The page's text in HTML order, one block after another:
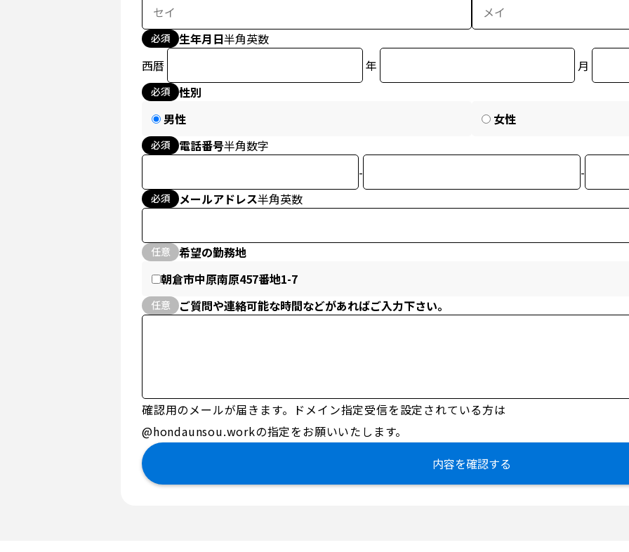
必須 生年月日半角英数
西暦
年 月
必須
性別
男性
女性
必須 電話番号半角数字
-
-
必須 メールアドレス半角英数
任意
希望の勤務地
朝倉市中原南原457番地1-7
任意 ご質問や連絡可能な時間などがあればご入力下さい。
確認用のメールが届きます。ドメイン指定受信を設定されている方は
@hondaunsou.workの指定をお願いいたします。